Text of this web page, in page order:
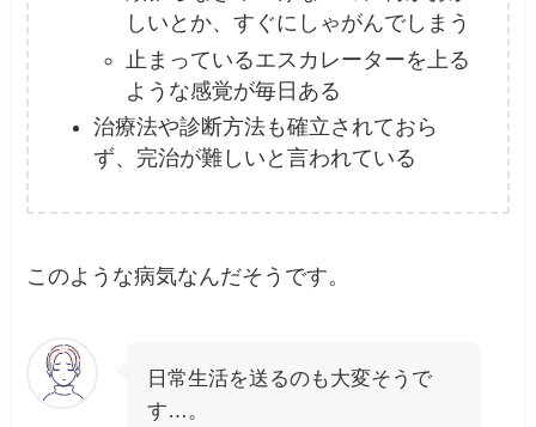
しいとか、すぐにしゃがんでしまう
止まっているエスカレーターを上る
ような感覚が毎日ある
治療法や診断方法も確立されておら
ず、完治が難しいと言われている
このような病気なんだそうです。
日常生活を送るのも大変そうで
す…。